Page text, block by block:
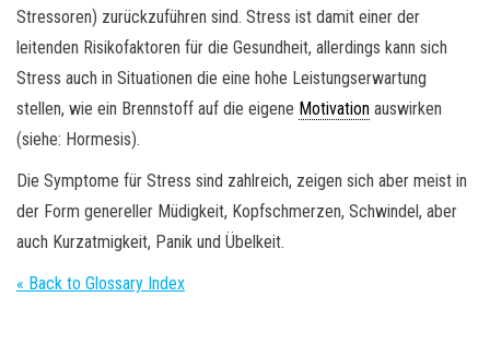
Stressoren) zurückzuführen sind. Stress ist damit einer der
leitenden Risikofaktoren für die Gesundheit, allerdings kann sich
Stress auch in Situationen die eine hohe Leistungserwartung
stellen, wie ein Brennstoff auf die eigene Motivation auswirken
(siehe: Hormesis).
Die Symptome für Stress sind zahlreich, zeigen sich aber meist in
der Form genereller Müdigkeit, Kopfschmerzen, Schwindel, aber
auch Kurzatmigkeit, Panik und Übelkeit.
« Back to Glossary Index